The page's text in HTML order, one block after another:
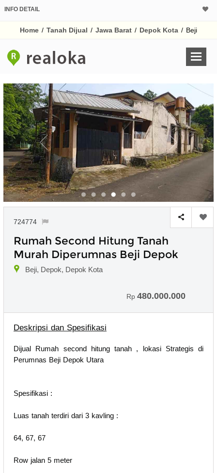
INFO DETAIL
Home / Tanah Dijual / Jawa Barat / Depok Kota / Beji
724774
Rumah Second Hitung Tanah
Murah Diperumnas Beji Depok
Beji, Depok, Depok Kota
Rp 480.000.000
Deskripsi dan Spesifikasi
Dijual Rumah second hitung tanah , lokasi Strategis di
Perumnas Beji Depok Utara
Spesifikasi :
Luas tanah terdiri dari 3 kavling :
64, 67, 67
Row jalan 5 meter
Untuk hasil simulasi
pada kotak-